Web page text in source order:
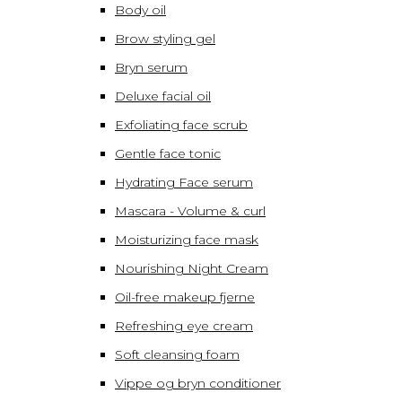
Body oil
Brow styling gel
Bryn serum
Deluxe facial oil
Exfoliating face scrub
Gentle face tonic
Hydrating Face serum
Mascara - Volume & curl
Moisturizing face mask
Nourishing Night Cream
Oil-free makeup fjerne
Refreshing eye cream
Soft cleansing foam
Vippe og bryn conditioner